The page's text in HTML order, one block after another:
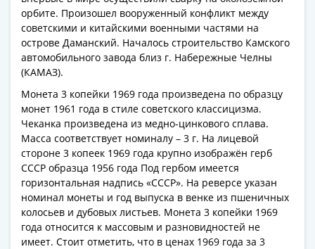
акции
Чеки
купоны
Арктикуголь
ВНЕШПОСЫЛТОРГ
Дорожные
Круизные
Отрезные
Отрезные
(серия
Другие
Наборы
орбите. Произошел вооруженный конфликт между
советскими и китайскими военными частями на
острове Даманский. Началось строительство Камского
автомобильного завода близ г. Набережные Челны
(КАМАЗ).
Монета 3 копейки 1969 года произведена по образцу
монет 1961 года в стиле советского классицизма.
Чеканка произведена из медно-цинкового сплава.
Масса соответствует номиналу – 3 г. На лицевой
стороне 3 копеек 1969 года крупно изображён герб
СССР образца 1956 года Под гербом имеется
горизонтальная надпись «СССР». На реверсе указан
номинал монеты и год выпуска в венке из пшеничных
колосьев и дубовых листьев. Монета 3 копейки 1969
года относится к массовым и разновидностей не
имеет. Стоит отметить, что в ценах 1969 года за 3